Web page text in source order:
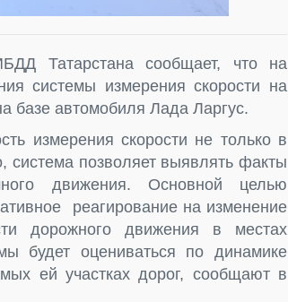
Татарстана сообщает, что на
системы измерения скорости на
базе автомобиля Лада Ларгус.
измерения скорости не только в
позволяет выявлять факты
движения. Основной целью
реагирование на изменение
дорожного движения в местах
будет оцениваться по динамике
ей участках дорог, сообщают в